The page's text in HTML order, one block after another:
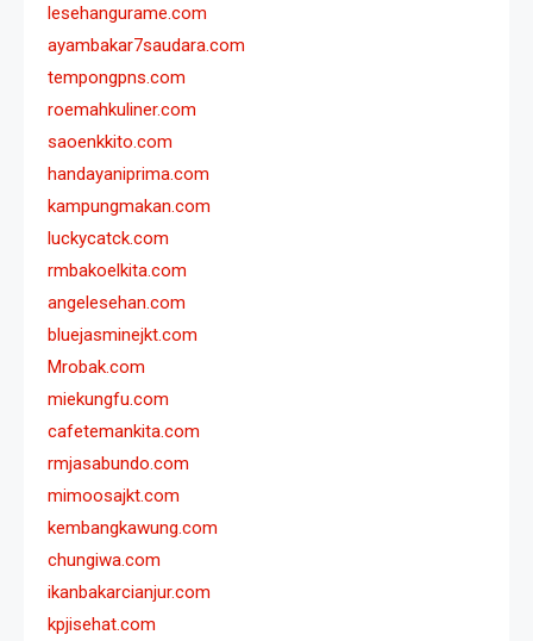
lesehangurame.com
ayambakar7saudara.com
tempongpns.com
roemahkuliner.com
saoenkkito.com
handayaniprima.com
kampungmakan.com
luckycatck.com
rmbakoelkita.com
angelesehan.com
bluejasminejkt.com
Mrobak.com
miekungfu.com
cafetemankita.com
rmjasabundo.com
mimoosajkt.com
kembangkawung.com
chungiwa.com
ikanbakarcianjur.com
kpjisehat.com